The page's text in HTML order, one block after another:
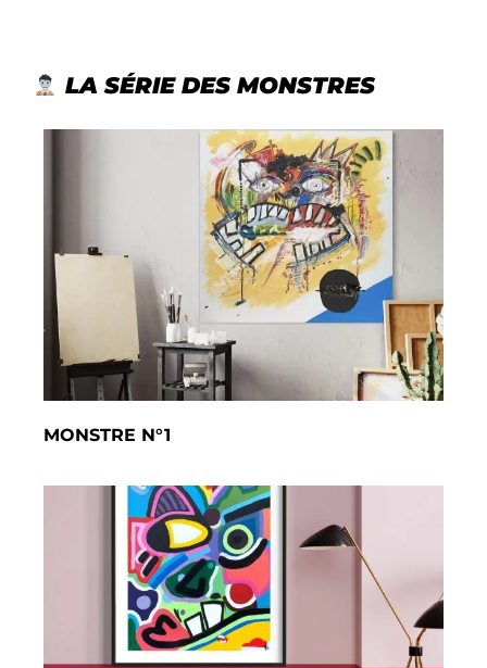
LA SÉRIE DES MONSTRES
MONSTRE N°1